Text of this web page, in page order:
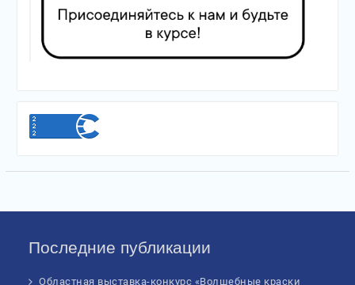
Последние публикации
Областная выставка-конкурс «Волшебные краски